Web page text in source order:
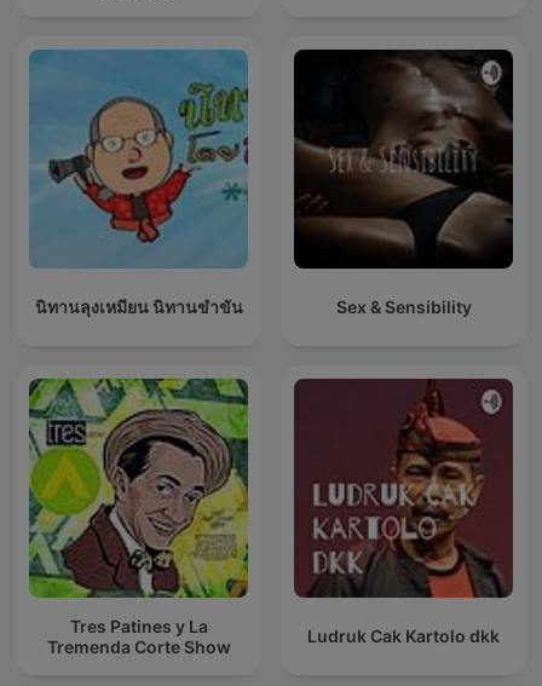
นิทานลุงเหมียน นิทานขำขัน Sex & Sensibility
Tres Patines y La
Tremenda Corte Show
Ludruk Cak Kartolo dkk